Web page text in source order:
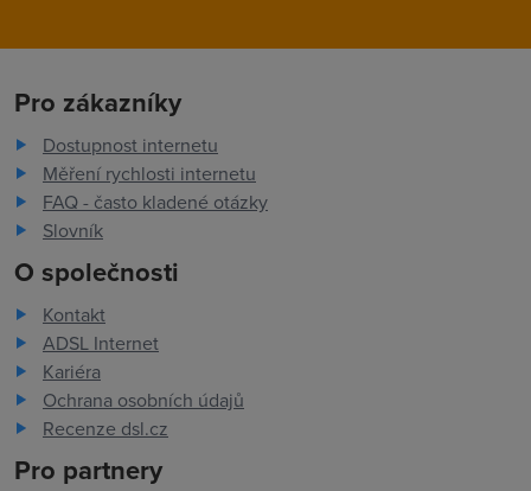
Pro zákazníky
Dostupnost internetu
Měření rychlosti internetu
FAQ - často kladené otázky
Slovník
O společnosti
Kontakt
ADSL Internet
Kariéra
Ochrana osobních údajů
Recenze dsl.cz
Pro partnery